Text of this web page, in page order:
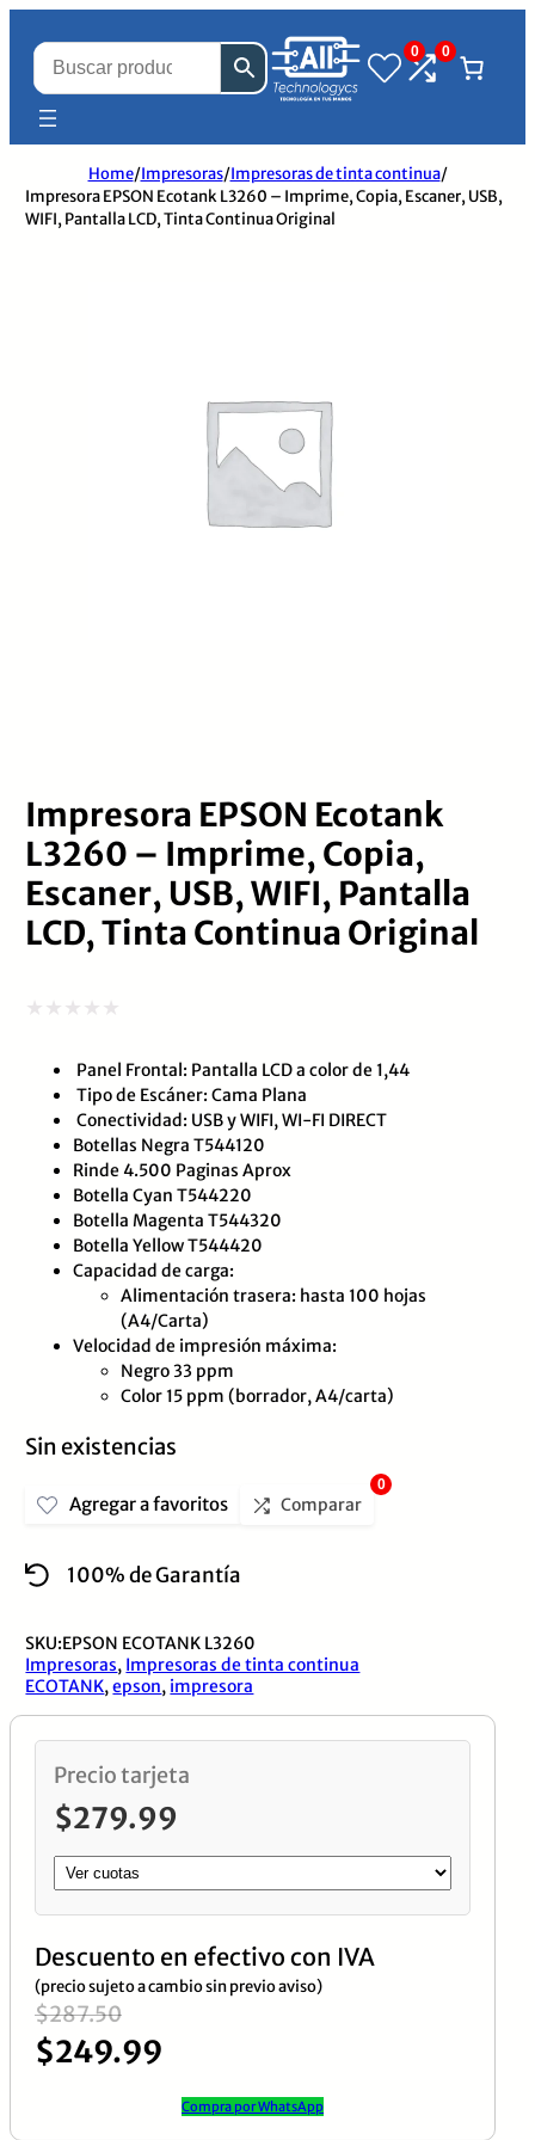
0 0
Home/Impresoras/Impresoras de tinta continua/
Impresora EPSON Ecotank L3260 – Imprime, Copia, Escaner, USB,
WIFI, Pantalla LCD, Tinta Continua Original
Impresora EPSON Ecotank
L3260 – Imprime, Copia,
Escaner, USB, WIFI, Pantalla
LCD, Tinta Continua Original
con
Panel Frontal: Pantalla LCD a color de 1,44
Tipo de Escáner: Cama Plana
Conectividad: USB y WIFI, WI-FI DIRECT
Botellas Negra T544120
Rinde 4.500 Paginas Aprox
Botella Cyan T544220
Botella Magenta T544320
Botella Yellow T544420
Capacidad de carga:
Alimentación trasera: hasta 100 hojas
(A4/Carta)
Velocidad de impresión máxima:
Negro 33 ppm
Color 15 ppm (borrador, A4/carta)
Sin existencias
Agregar a favoritos Comparar
0
100% de Garantía
SKU:EPSON ECOTANK L3260
Impresoras, Impresoras de tinta continua
ECOTANK,epson, impresora
Precio tarjeta
$279.99
Descuento en efectivo con IVA
(precio sujeto a cambio sin previo aviso)
$287.50
El
precio
$249.99
El
precio
Compra por WhatsApp